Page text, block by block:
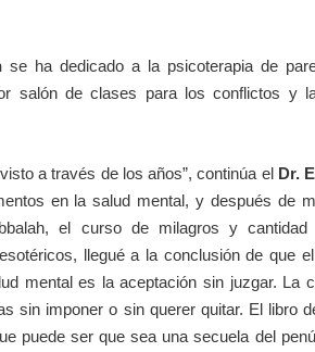
se ha dedicado a la psicoterapia de
salón de clases para los conflictos y
a través de los años”, continúa el Dr.
en la salud mental, y después de
el curso de milagros y cantidad
llegué a la conclusión de que
mental es la aceptación sin juzgar. La
sin imponer o sin querer quitar. El libro
puede ser que sea una secuela del